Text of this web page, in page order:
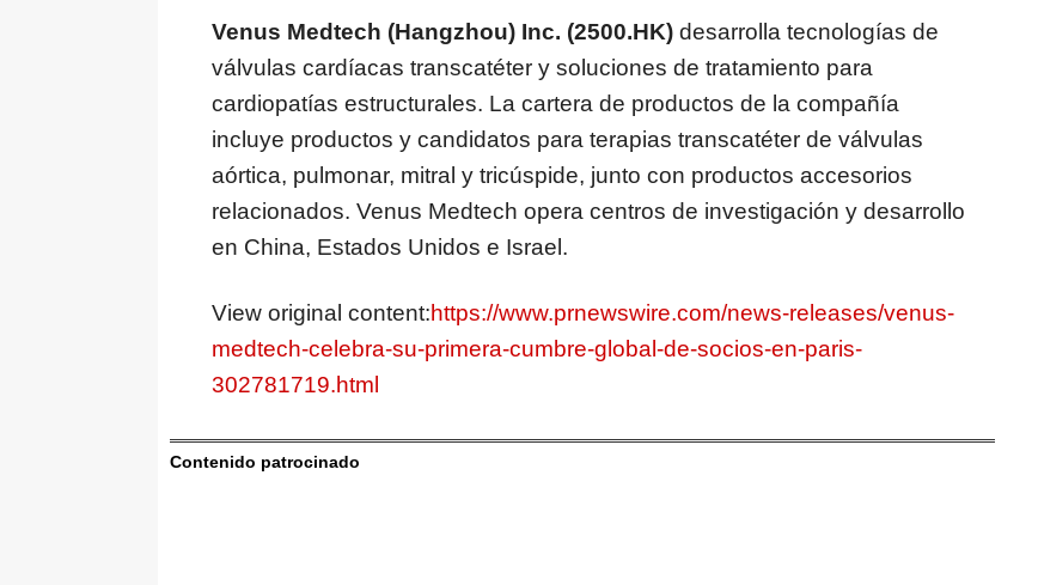
Venus Medtech (Hangzhou) Inc. (2500.HK) desarrolla tecnologías de
válvulas cardíacas transcatéter y soluciones de tratamiento para
cardiopatías estructurales. La cartera de productos de la compañía
incluye productos y candidatos para terapias transcatéter de válvulas
aórtica, pulmonar, mitral y tricúspide, junto con productos accesorios
relacionados. Venus Medtech opera centros de investigación y desarrollo
en China, Estados Unidos e Israel.
View original content:https://www.prnewswire.com/news-releases/venus-
medtech-celebra-su-primera-cumbre-global-de-socios-en-paris-
302781719.html
Contenido patrocinado